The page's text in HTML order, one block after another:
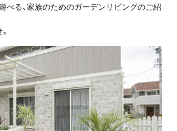
べる、家族のためのガーデンリビングのご紹
詳しくはコチラ